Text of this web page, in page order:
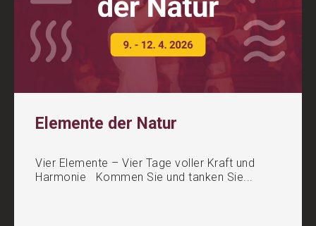
Elemente der Natur
Vier Elemente – Vier Tage voller Kraft und
Harmonie Kommen Sie und tanken Sie...